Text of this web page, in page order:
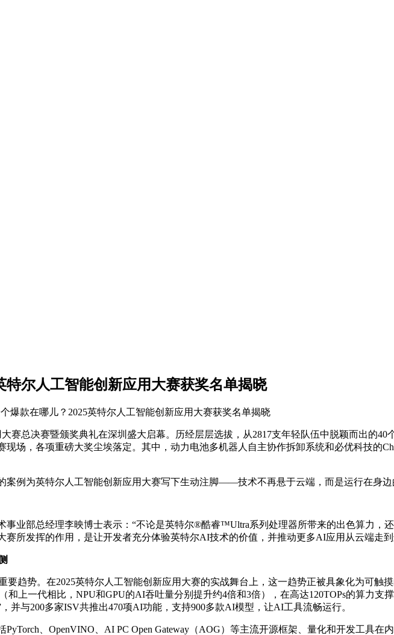
特尔人工智能创新应用大赛获奖名单揭晓
赛总决赛暨颁奖典礼在深圳盛大启幕。历经层层选拔，从2817支年轻队伍中脱颖而出的
场，各项重磅大奖尘埃落定。其中，动力电池多机器人自主协作拆卸系统和必优科技的
案例为英特尔人工智能创新应用大赛写下生动注脚——技术不再悬于云端，而是运行在身
事业部总经理李映博士表示：“不论是英特尔®酷睿™Ultra系列处理器所带来的出色算力，
赛所发挥的作用，是让开发者充分体验英特尔AI技术的价值，并推动更多AI应用从云端走
趋势。在2025英特尔人工智能创新应用大赛的实战舞台上，这一趋势正被具象化为可触
和上一代相比，NPU和GPU的AI吞吐量分别提升约4倍和3倍），在高达120TOPs的算力支
并与200多家ISV共推出470项AI功能，支持900多款AI模型，让AI工具流畅运行。
、OpenVINO、AI PC Open Gateway（AOG）等主流开源框架、量化和开发工具